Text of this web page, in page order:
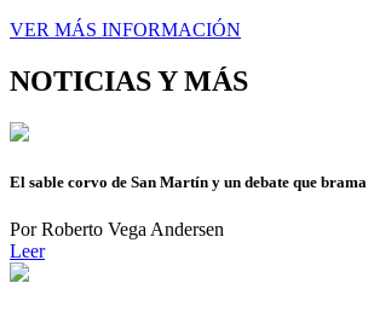
VER MÁS INFORMACIÓN
NOTICIAS Y MÁS
El sable corvo de San Martín y un debate que brama
Por Roberto Vega Andersen
Leer